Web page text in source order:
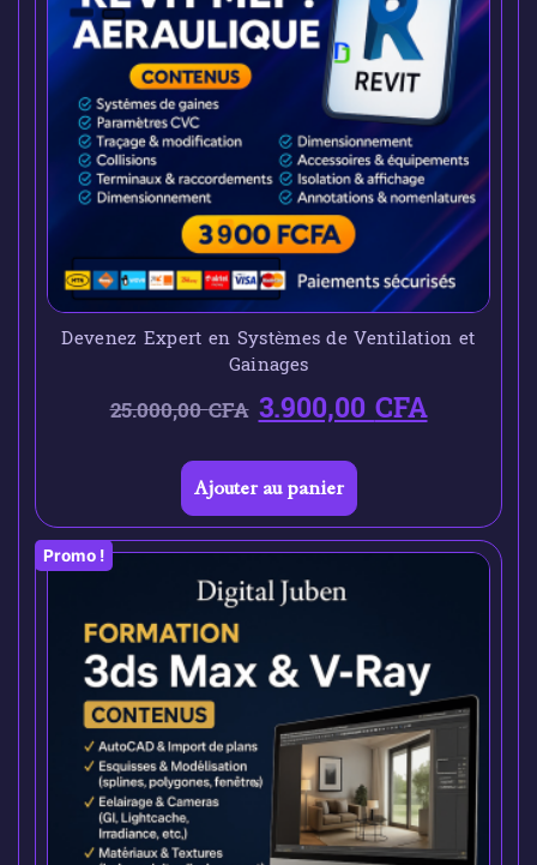
Devenez Expert en Systèmes de Ventilation et
Gainages
25.000,00CFA 3.900,00CFA
Ajouter au panier
Promo !